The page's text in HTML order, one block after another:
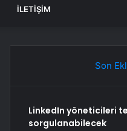
İLETIŞIM
Son
LinkedIn yöneticileri
sorgulanabilecek